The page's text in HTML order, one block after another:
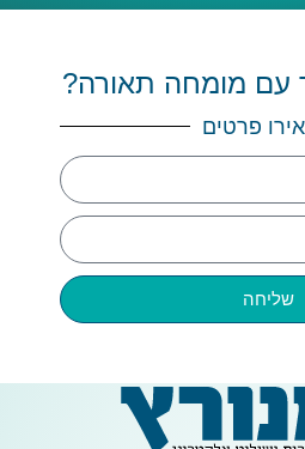
עם מומחה תאורה?
פרטים
שליחה